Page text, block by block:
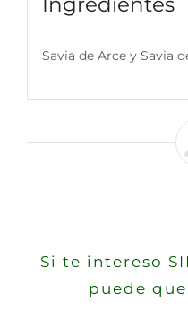
Savia de Arce y Savia
Si te intereso
puede